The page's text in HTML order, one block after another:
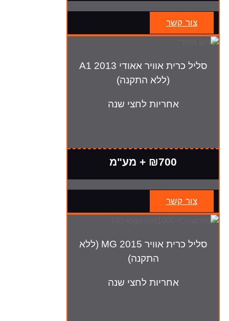
צור קשר
סליל כרית אוויר אאודי A1 2013
(ללא התקנה)
אחריות לחצי שנה
₪700 + מע"מ
צור קשר
סליל כרית אוויר MG 2015 (ללא
התקנה)
אחריות לחצי שנה